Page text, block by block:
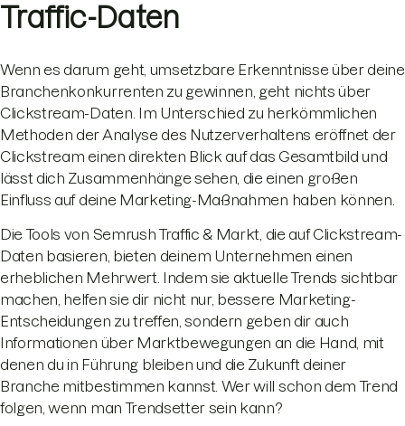
Traffic-Daten
Wenn es darum geht, umsetzbare Erkenntnisse über deine
Branchenkonkurrenten zu gewinnen, geht nichts über
Clickstream-Daten. Im Unterschied zu herkömmlichen
Methoden der Analyse des Nutzerverhaltens eröffnet der
Clickstream einen direkten Blick auf das Gesamtbild und
lässt dich Zusammenhänge sehen, die einen großen
Einfluss auf deine Marketing-Maßnahmen haben können.
Die Tools von Semrush Traffic & Markt, die auf Clickstream-
Daten basieren, bieten deinem Unternehmen einen
erheblichen Mehrwert. Indem sie aktuelle Trends sichtbar
machen, helfen sie dir nicht nur, bessere Marketing-
Entscheidungen zu treffen, sondern geben dir auch
Informationen über Marktbewegungen an die Hand, mit
denen du in Führung bleiben und die Zukunft deiner
Branche mitbestimmen kannst. Wer will schon dem Trend
folgen, wenn man Trendsetter sein kann?